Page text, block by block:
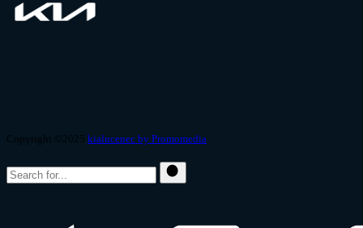
Copyright ©2025 kialucenec by Promomedia